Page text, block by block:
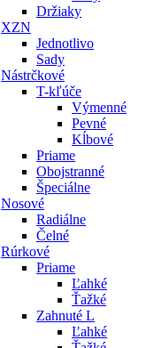
Držiaky
XZN
Jednotlivo
Sady
Nástrčkové
T-kľúče
Výmenné
Pevné
Kĺbové
Priame
Obojstranné
Špeciálne
Nosové
Radiálne
Čelné
Rúrkové
Priame
Ľahké
Ťažké
Zahnuté L
Ľahké